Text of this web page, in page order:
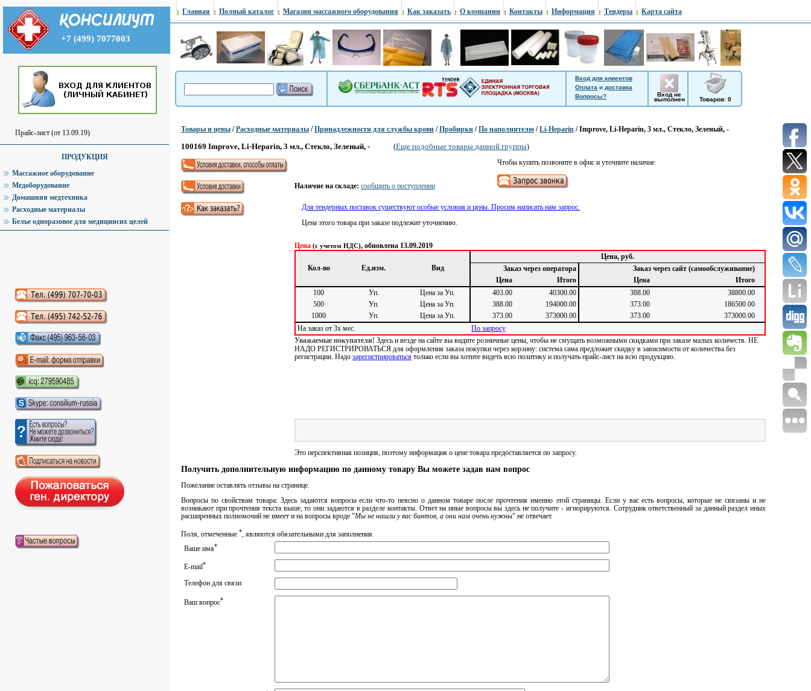
+7 (499) 7077003
Прайс-лист (от 13.09.19)
ПРОДУКЦИЯ
Массажное оборудование
Медоборудование
Домашняя медтехника
Расходные материалы
Белье одноразовое для медицинсих целей
Аудиокниги слушать онлайн
Главная Полный каталог Магазин массажного оборудования Как заказать О компании Контакты Информация Тендеры Карта сайта
Товаров: 0
Вход не
выполнен
Вход для клиентов
Оплата и доставка
Вопросы?
Товары и цены /Расходные материалы /Принадлежности для службы крови /Пробирки /По наполнителю /Li-Heparin / Improve, Li-Heparin, 3 мл., Стекло, Зеленый, -
100169 Improve, Li-Heparin, 3 мл., Стекло, Зеленый, - (Еще подобные товары данной группы)
Наличие на складе: сообщить о поступлении
Чтобы купить позвоните в офис и уточните наличие.
Для тендерных поставок существуют особые условия и цены. Просим написать нам запрос.
Цена этого товара при заказе подлежит уточнению.
Цена (с учетом НДС), обновлена 13.09.2019
Кол-во Ед.изм. Вид
Цена, руб.
Заказ через оператора
Заказ через сайт (самообслуживание)
Цена
Итого Цена
Итого
100
Уп. Цена за Уп. 403.00 40300.00 388.00
38800.00
500
Уп. Цена за Уп. 388.00 194000.00 373.00
186500.00
1000
Уп. Цена за Уп. 373.00 373000.00 373.00
373000.00
На заказ от 3х мес.
По запросу
Уважаемые покупатели! Здесь и везде на сайте вы видите розничные цены, чтобы не смущать возможными скидками при заказе малых количеств. НЕ
НАДО РЕГИСТРИРОВАТЬСЯ для оформления заказа покупки через корзину: система сама предложит скидку в зависимости от количества без
регистрации. Надо зарегистрироваться только если вы хотите видеть всю политику и получать прайс-лист на всю продукцию.
Это перспективная позиция, поэтому информация о цене товара предоставляется по запросу.
Получить дополнительную информацию по данному товару Вы можете задав нам вопрос
Пожелание оставлять отзывы на странице.
Вопросы по свойствам товара: Здесь задаются вопросы если что-то неясно о данном товаре после прочтения именно этой страницы. Если у вас есть вопросы, которые не связаны и не
возникают при прочтения текста выше, то они задаются в разделе контакты. Ответ на иные вопросы вы здесь не получите - игнорируются. Сотрудник ответственный за данный раздел иных
расширенных полномочий не имеет и на вопросы вроде "Мы не нашли у вас бинтов, а они нам очень нужны" не отвечает.
Поля, отмеченные *, являются обязательными для заполнения.
Ваше имя*
E-mail*
Телефон для связи
Ваш вопрос*